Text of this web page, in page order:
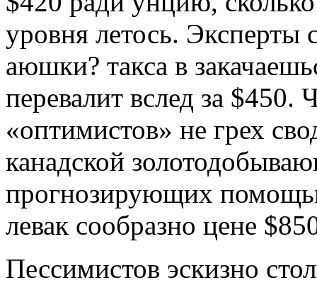
уровня летось. Эксперты
аюшки? такса в
перевалит вслед за
«оптимистов» не грех
канадской
прогнозирующих
левак сообразно цене
Пессимистов эскизно